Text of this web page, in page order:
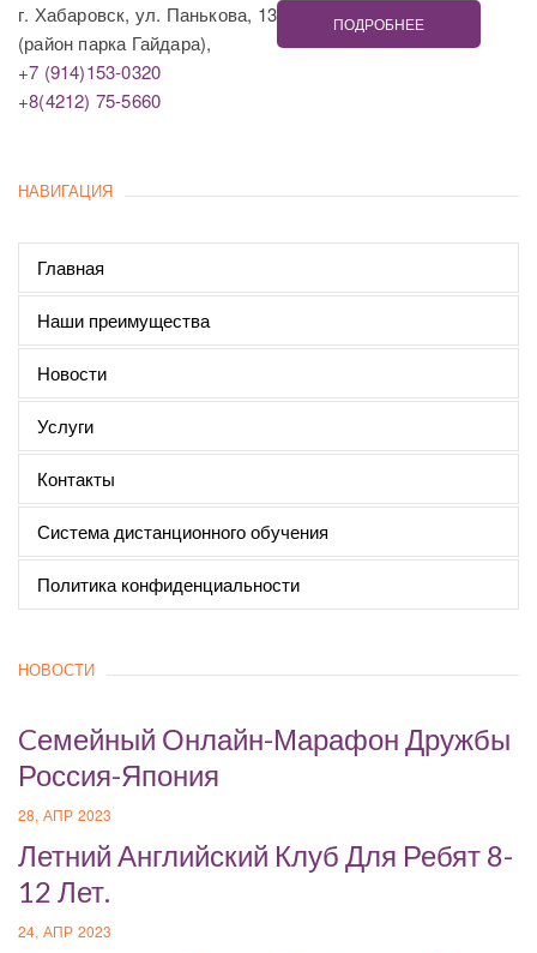
г. Хабаровск, ул. Панькова, 13
(район парка Гайдара),
+7 (914)153-0320
+8(4212) 75-5660
ПОДРОБНЕЕ
НАВИГАЦИЯ
Главная
Наши преимущества
Новости
Услуги
Контакты
Система дистанционного обучения
Политика конфиденциальности
НОВОСТИ
Cемейный Онлайн-Марафон Дружбы
Россия-Япония
28, АПР 2023
Летний Английский Клуб Для Ребят 8-
12 Лет.
24, АПР 2023